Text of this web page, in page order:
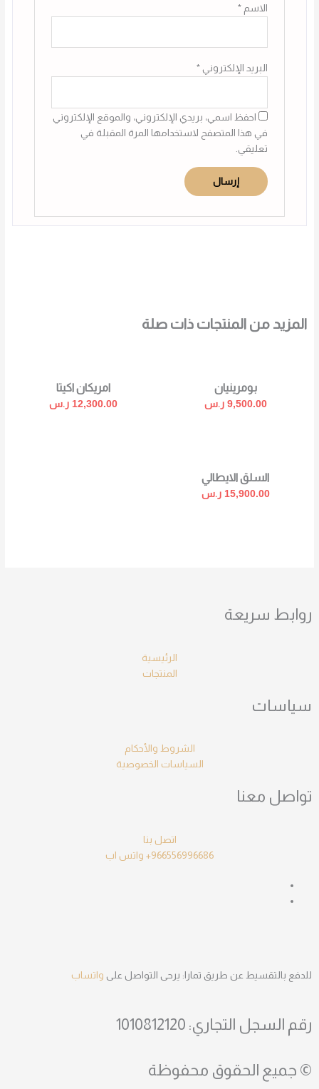
الاسم*
البريد الإلكتروني*
احفظ اسمي، بريدي الإلكتروني، والموقع الإلكتروني
في هذا المتصفح لاستخدامها المرة المقبلة في
تعليقي.
المزيد من المنتجات ذات صلة
بومرينيان
9,500.00 ر.س
امريكان اكيتا
12,300.00 ر.س
السلق الايطالي
15,900.00 ر.س
روابط سريعة
الرئيسية
المنتجات
سياسات
الشروط والأحكام
السياسات الخصوصية
تواصل معنا
اتصل بنا
966556996686+
واتس اب
للدفع بالتقسيط عن طريق تمارا: يرحى التواصل على واتساب
رقم السجل التجاري: 1010812120
© جميع الحقوق محفوظة